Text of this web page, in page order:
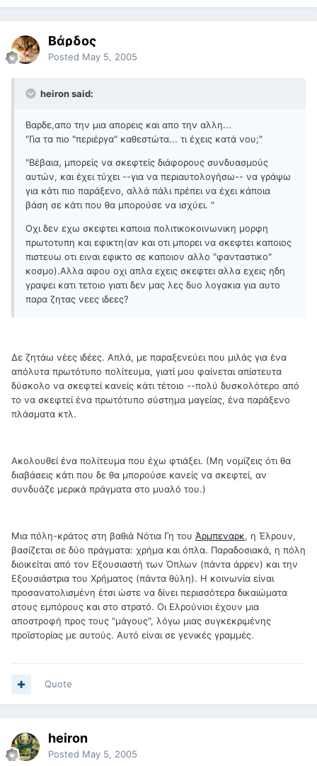
Βάρδος
Posted May 5, 2005
heiron said:
Βαρδε,απο την μια απορεις και απο την αλλη...
"Για τα πιο "περιέργα" καθεστώτα... τι έχεις κατά νου;"
"Βέβαια, μπορείς να σκεφτείς διάφορους συνδυασμούς
αυτών, και έχει τύχει --για να περιαυτολογήσω-- να γράψω
για κάτι πιο παράξενο, αλλά πάλι πρέπει να έχει κάποια
βάση σε κάτι που θα μπορούσε να ισχύει. "
Οχι δεν εχω σκεφτει καποια πολιτικοκοινωνικη μορφη
πρωτοτυπη και εφικτη(αν και οτι μπορει να σκεφτει καποιος
πιστευω οτι ειναι εφικτο σε καποιον αλλο "φανταστικο"
κοσμο).Αλλα αφου οχι απλα εχεις σκεφτει αλλα εχεις ηδη
γραψει κατι τετοιο γιατι δεν μας λες δυο λογακια για αυτο
παρα ζητας νεες ιδεες?
Δε ζητάω νέες ιδέες. Απλά, με παραξενεύει που μιλάς για ένα
απόλυτα πρωτότυπο πολίτευμα, γιατί μου φαίνεται απίστευτα
δύσκολο να σκεφτεί κανείς κάτι τέτοιο --πολύ δυσκολότερο από
το να σκεφτεί ένα πρωτότυπο σύστημα μαγείας, ένα παράξενο
πλάσματα κτλ.
Ακολουθεί ένα πολίτευμα που έχω φτιάξει. (Μη νομίζεις ότι θα
διαβάσεις κάτι που δε θα μπορούσε κανείς να σκεφτεί, αν
συνδυάζε μερικά πράγματα στο μυαλό του.)
Μια πόλη-κράτος στη βαθιά Νότια Γη του Άρμπεναρκ, η Έλρουν,
βασίζεται σε δύο πράγματα: χρήμα και όπλα. Παραδοσιακά, η πόλη
διοικείται από τον Εξουσιαστή των Όπλων (πάντα άρρεν) και την
Εξουσιάστρια του Χρήματος (πάντα θύλη). Η κοινωνία είναι
προσανατολισμένη έτσι ώστε να δίνει περισσότερα δικαιώματα
στους εμπόρους και στο στρατό. Οι Ελρούνιοι έχουν μια
αποστροφή προς τους "μάγους", λόγω μιας συγκεκριμένης
προϊστορίας με αυτούς. Αυτό είναι σε γενικές γραμμές.
Quote
heiron
Posted May 5, 2005